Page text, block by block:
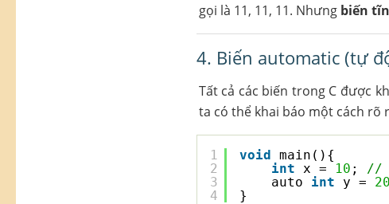
gọi là 11, 11, 11. Nhưng biến
4. Biến automatic (tự
Tất cả các biến trong C được
ta có thể khai báo một cách rõ
1
2
3
4
void main(){
int
x = 10 ;
//
auto int y = 20
}